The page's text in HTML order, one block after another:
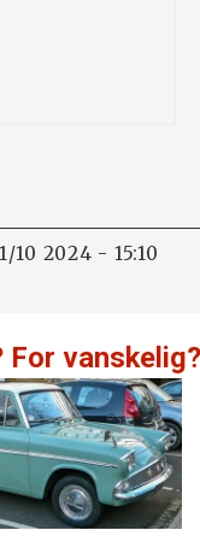
11/10 2024 - 15:10
For